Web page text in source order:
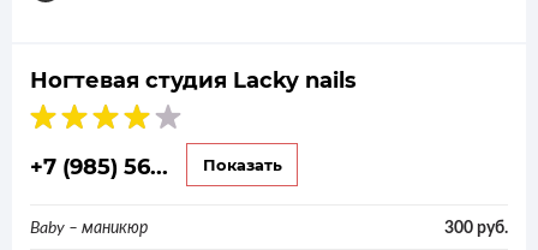
Ногтевая студия Lacky nails
+7 (985) 56... Показать
Baby – маникюр 300 руб.